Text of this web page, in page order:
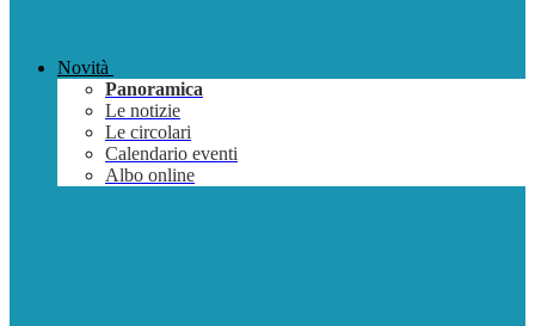
Novità
Panoramica
Le notizie
Le circolari
Calendario eventi
Albo online